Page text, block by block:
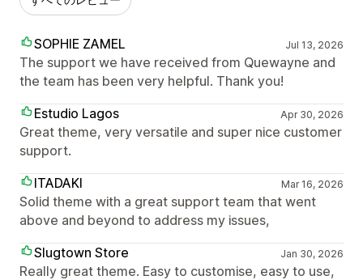
SOPHIE ZAMEL Jul 13, 2026
The support we have received from Quewayne and
the team has been very helpful. Thank you!
Estudio Lagos
Apr 30, 2026
Great theme, very versatile and super nice customer
support.
ITADAKI
Mar 16, 2026
Solid theme with a great support team that went
above and beyond to address my issues,
Slugtown Store
Jan 30, 2026
Really great theme. Easy to customise, easy to use,